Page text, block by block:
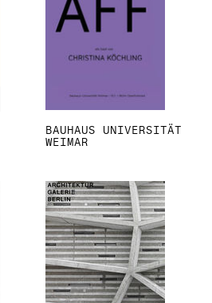
BAUHAUS UNIVERSITÄT
WEIMAR